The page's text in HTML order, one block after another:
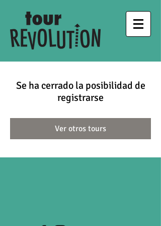
Se ha cerrado la posibilidad de
registrarse
Ver otros tours